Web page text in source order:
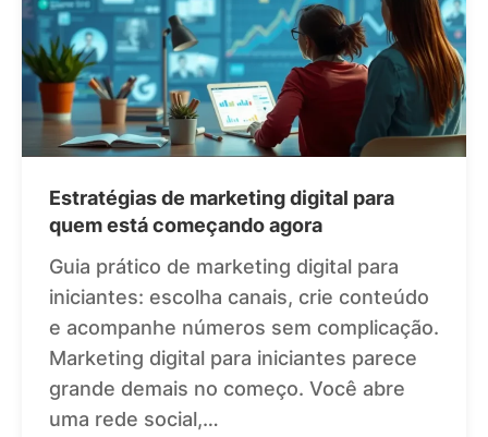
Estratégias de marketing digital para
quem está começando agora
Guia prático de marketing digital para
iniciantes: escolha canais, crie conteúdo
e acompanhe números sem complicação.
Marketing digital para iniciantes parece
grande demais no começo. Você abre
uma rede social,…